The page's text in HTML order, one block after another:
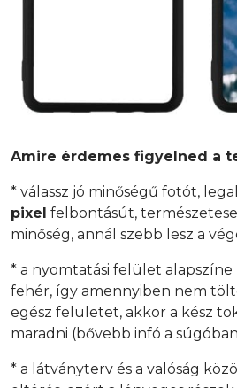
Amire érdemes figyelned a
* válassz jó minőségű fotót,
pixel felbontásút,
minőség, annál szebb lesz a
* a nyomtatási felület
fehér, így amennyiben nem
egész felületet, akkor a kész
maradni (bővebb infó a
* a látványterv és a valóság